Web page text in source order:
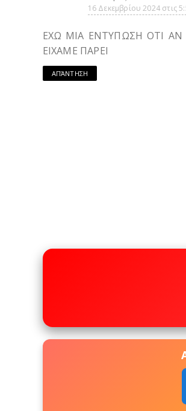
16 Δεκεμβρίου 2024 στις
ΕΧΩ ΜΙΑ ΕΝΤΥΠΩΣΗ ΟΤΙ
ΕΙΧΑΜΕ ΠΑΡΕΙ
ΑΠΆΝΤΗΣΗ